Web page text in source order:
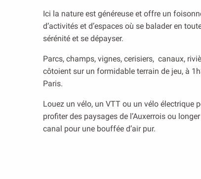
Ici la nature est généreuse et offre un
d’activités et d’espaces où se balader en
sérénité et se dépayser.
Parcs, champs, vignes, cerisiers, canaux,
côtoient sur un formidable terrain de jeu, à
Paris.
Louez un vélo, un VTT ou un vélo électrique
profiter des paysages de l’Auxerrois ou
canal pour une bouffée d’air pur.